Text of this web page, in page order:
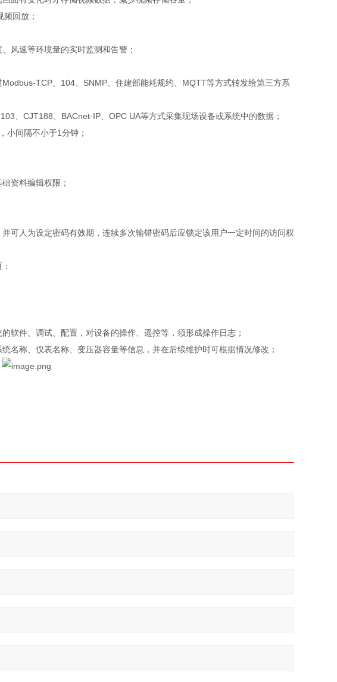
回放；
风速等环境量的实时监测和告警；
TCP、104、SNMP、住建部能耗规约、MQTT等方式转发给第三方系
、CJT188、BACnet-IP、OPC UA等方式采集现场设备或系统中的数据；
小间隔不小于1分钟；
资料编辑权限；
可人为设定密码有效期，连续多次输错密码后应锁定该用户一定时间的访问权
软件、调试、配置，对设备的操作、遥控等，须形成操作日志；
名称、仪表名称、变压器容量等信息，并在后续维护时可根据情况修改；